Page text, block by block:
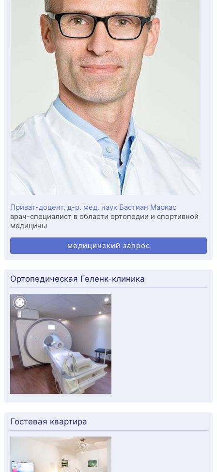
Приват-доцент, д-р. мед. наук Бастиан Маркас
врач-специалист в области ортопедии и спортивной
медицины
медицинский запрос
Ортопедическая Геленк-клиника
Гостевая квартира